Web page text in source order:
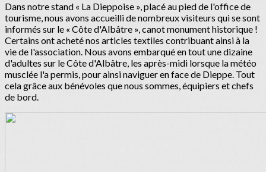
Dans notre stand « La Dieppoise », placé au pied de l'office de
tourisme, nous avons accueilli de nombreux visiteurs qui se sont
informés sur le « Côte d'Albâtre », canot monument historique !
Certains ont acheté nos articles textiles contribuant ainsi à la
vie de l'association. Nous avons embarqué en tout une dizaine
d'adultes sur le Côte d'Albâtre, les après-midi lorsque la météo
musclée l'a permis, pour ainsi naviguer en face de Dieppe. Tout
cela grâce aux bénévoles que nous sommes, équipiers et chefs
de bord.